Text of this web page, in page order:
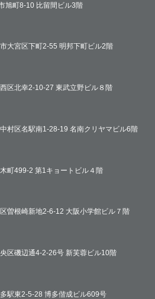
町8-10 比留間ビル3階
大宮区下町2-55 明邦下町ビル2階
区北幸2-10-27 東武立野ビル８階
村区名駅南1-28-19 名南クリヤマビル6階
町499-2 第1キョートビル４階
曽根崎新地2-6-12 大阪小学館ビル７階
区磯辺通4-2-26号 新芙蓉ビル10階
駅東2-5-28 博多偕成ビル609号